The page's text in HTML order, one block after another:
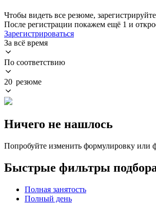
Чтобы видеть все резюме,
После регистрации покажем ещё 1 и
Зарегистрироваться
За всё время
По соответствию
20 резюме
Ничего не нашлось
Попробуйте изменить формулировку или
Быстрые фильтры
Полная занятость
Полный день